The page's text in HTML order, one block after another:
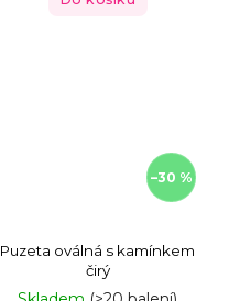
–30 %
Puzeta oválná s kamínkem
čirý